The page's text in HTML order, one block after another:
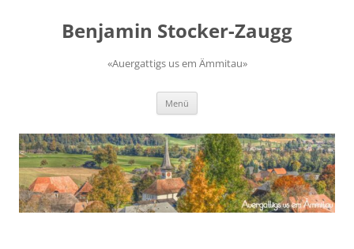
springenBenjamin Stocker-Zaugg
«Auergattigs us em Ämmitau»
Menü